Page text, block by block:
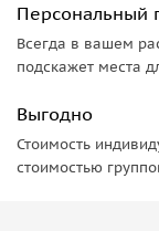
Персональный
Всегда в вашем
подскажет места
Выгодно
Стоимость
стоимостью